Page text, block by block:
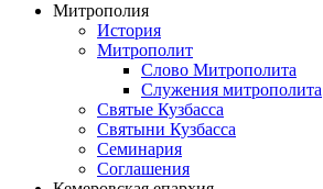
Митрополия
История
Митрополит
Слово Митрополита
Служения митрополита
Святые Кузбасса
Святыни Кузбасса
Семинария
Соглашения